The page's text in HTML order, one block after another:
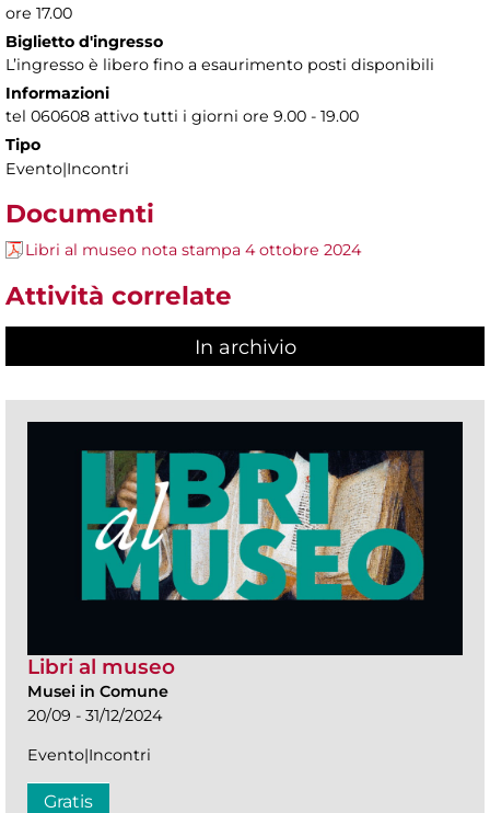
ore 17.00
Biglietto d'ingresso
L’ingresso è libero fino a esaurimento posti disponibili
Informazioni
tel 060608 attivo tutti i giorni ore 9.00 - 19.00
Tipo
Evento|Incontri
Documenti
Libri al museo nota stampa 4 ottobre 2024
Attività correlate
In archivio
Libri al museo
Musei in Comune
20/09 - 31/12/2024
Evento|Incontri
Gratis